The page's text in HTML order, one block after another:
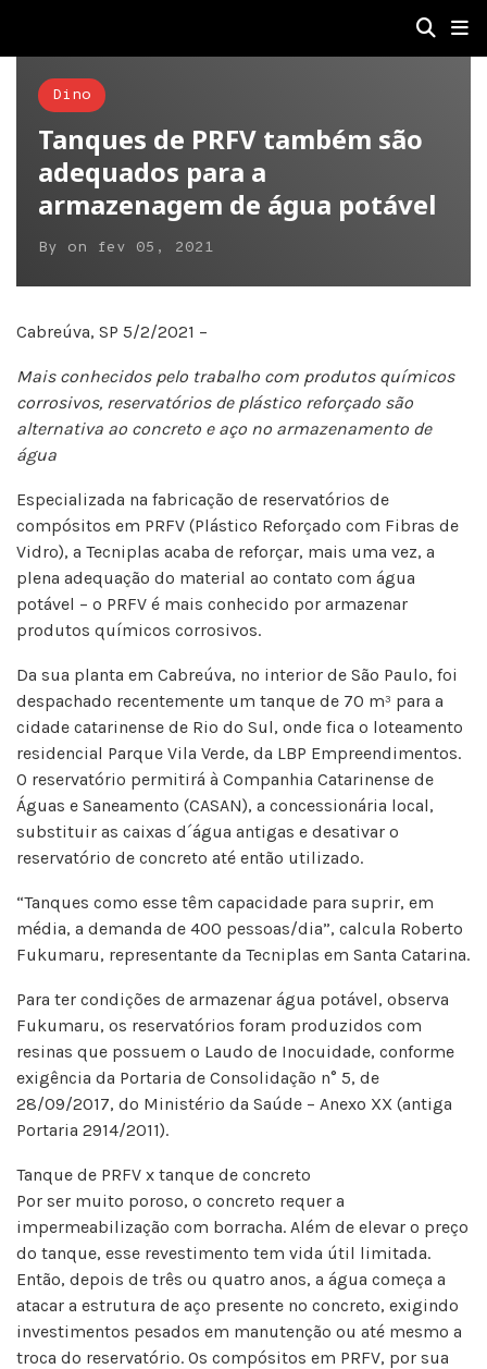
Dino
Tanques de PRFV também são
adequados para a
armazenagem de água potável
By on fev 05, 2021
Cabreúva, SP 5/2/2021 –
Mais conhecidos pelo trabalho com produtos químicos
corrosivos, reservatórios de plástico reforçado são
alternativa ao concreto e aço no armazenamento de
água
Especializada na fabricação de reservatórios de
compósitos em PRFV (Plástico Reforçado com Fibras de
Vidro), a Tecniplas acaba de reforçar, mais uma vez, a
plena adequação do material ao contato com água
potável – o PRFV é mais conhecido por armazenar
produtos químicos corrosivos.
Da sua planta em Cabreúva, no interior de São Paulo, foi
despachado recentemente um tanque de 70 m³ para a
cidade catarinense de Rio do Sul, onde fica o loteamento
residencial Parque Vila Verde, da LBP Empreendimentos.
O reservatório permitirá à Companhia Catarinense de
Águas e Saneamento (CASAN), a concessionária local,
substituir as caixas d´água antigas e desativar o
reservatório de concreto até então utilizado.
“Tanques como esse têm capacidade para suprir, em
média, a demanda de 400 pessoas/dia”, calcula Roberto
Fukumaru, representante da Tecniplas em Santa Catarina.
Para ter condições de armazenar água potável, observa
Fukumaru, os reservatórios foram produzidos com
resinas que possuem o Laudo de Inocuidade, conforme
exigência da Portaria de Consolidação n° 5, de
28/09/2017, do Ministério da Saúde – Anexo XX (antiga
Portaria 2914/2011).
Tanque de PRFV x tanque de concreto
Por ser muito poroso, o concreto requer a
impermeabilização com borracha. Além de elevar o preço
do tanque, esse revestimento tem vida útil limitada.
Então, depois de três ou quatro anos, a água começa a
atacar a estrutura de aço presente no concreto, exigindo
investimentos pesados em manutenção ou até mesmo a
troca do reservatório. Os compósitos em PRFV, por sua